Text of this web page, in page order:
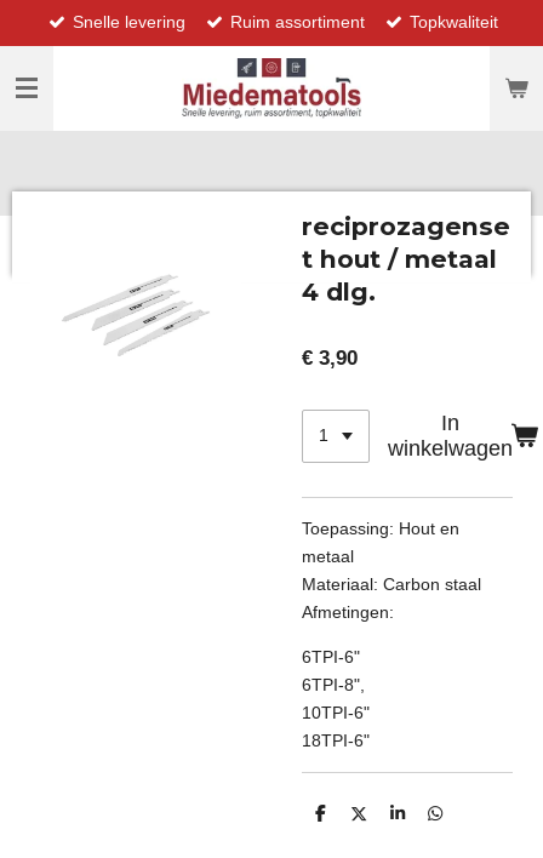
direct
naar
hoofdinhoud
Snelle levering Ruim assortiment Topkwaliteit
reciprozagense
t hout / metaal
4 dlg.
€ 3,90
In
winkelwagen
Toepassing: Hout en
metaal
Materiaal: Carbon staal
Afmetingen:
6TPI-6"
6TPI-8",
10TPI-6"
18TPI-6"
D
D
S
D